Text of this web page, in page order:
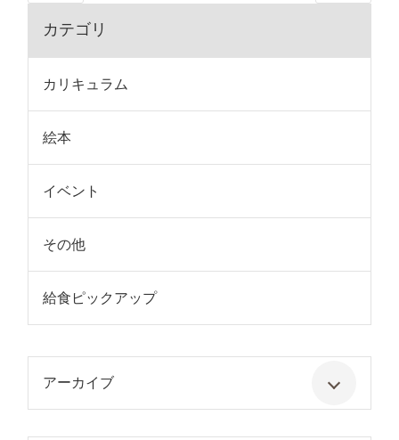
カテゴリ
カリキュラム
絵本
イベント
その他
給食ピックアップ
アーカイブ